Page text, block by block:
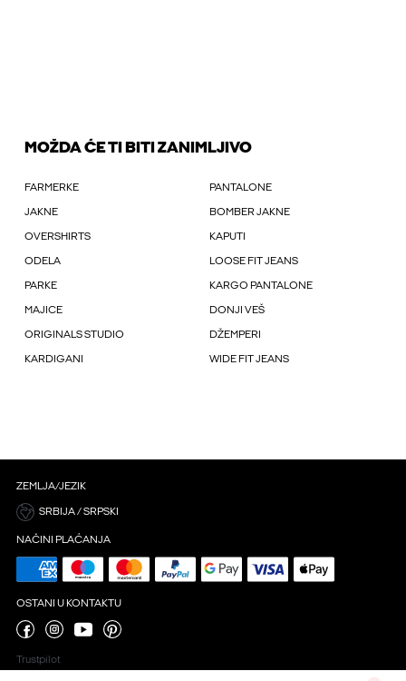
MOŽDA ĆE TI BITI ZANIMLJIVO
FARMERKE PANTALONE
JAKNE BOMBER JAKNE
OVERSHIRTS KAPUTI
ODELA LOOSE FIT JEANS
PARKE KARGO PANTALONE
MAJICE DONJI VEŠ
ORIGINALS STUDIO DŽEMPERI
KARDIGANI WIDE FIT JEANS
ZEMLJA/JEZIK
SRBIJA / SRPSKI
NAČINI PLAĆANJA
OSTANI U KONTAKTU
Trustpilot